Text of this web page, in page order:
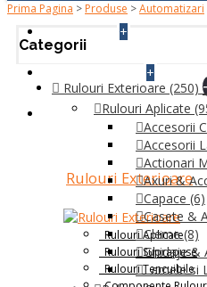
+
+
PRODUSE
Rulouri Exterioare
Rulouri Aplicate
Rulouri Suprapuse
Rulouri Tencuibile
Prima Pagina > Produse >Automatizari
Categorii
Rulouri Exterioare (250)
Rulouri Aplicate
Accesorii
Accesorii
Actionari
Axuri &
Capace (6)
Casete &
Cleme(8)
Ghidaje &
Lamele si